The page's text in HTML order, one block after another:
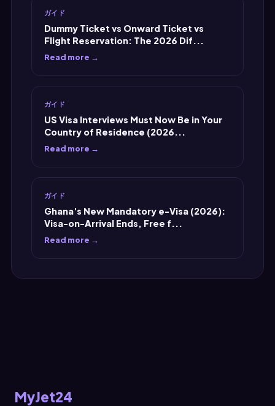
ガイド
Dummy Ticket vs Onward Ticket vs
Flight Reservation: The 2026 Dif...
Read more →
ガイド
US Visa Interviews Must Now Be in Your
Country of Residence (2026...
Read more →
ガイド
Ghana's New Mandatory e-Visa (2026):
Visa-on-Arrival Ends, Free f...
Read more →
MyJet24